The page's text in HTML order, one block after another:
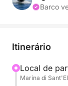
Aventure-se
águas
Durante o
Barco
Itinerário
Local de
Marina di